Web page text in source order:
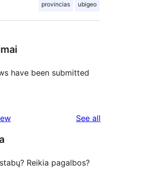
provincias ubigeo
have been submitted
See all
Reikia pagalbos?